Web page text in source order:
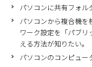
パソコンに共有フォル
パソコンから複合機を
ワーク設定を「パブ
える方法が知りたい。
パソコンのコンピュー